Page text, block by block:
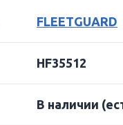
FLEETGUARD
HF35512
В наличии